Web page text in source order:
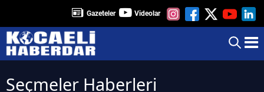
Gazeteler Videolar
Seçmeler Haberleri